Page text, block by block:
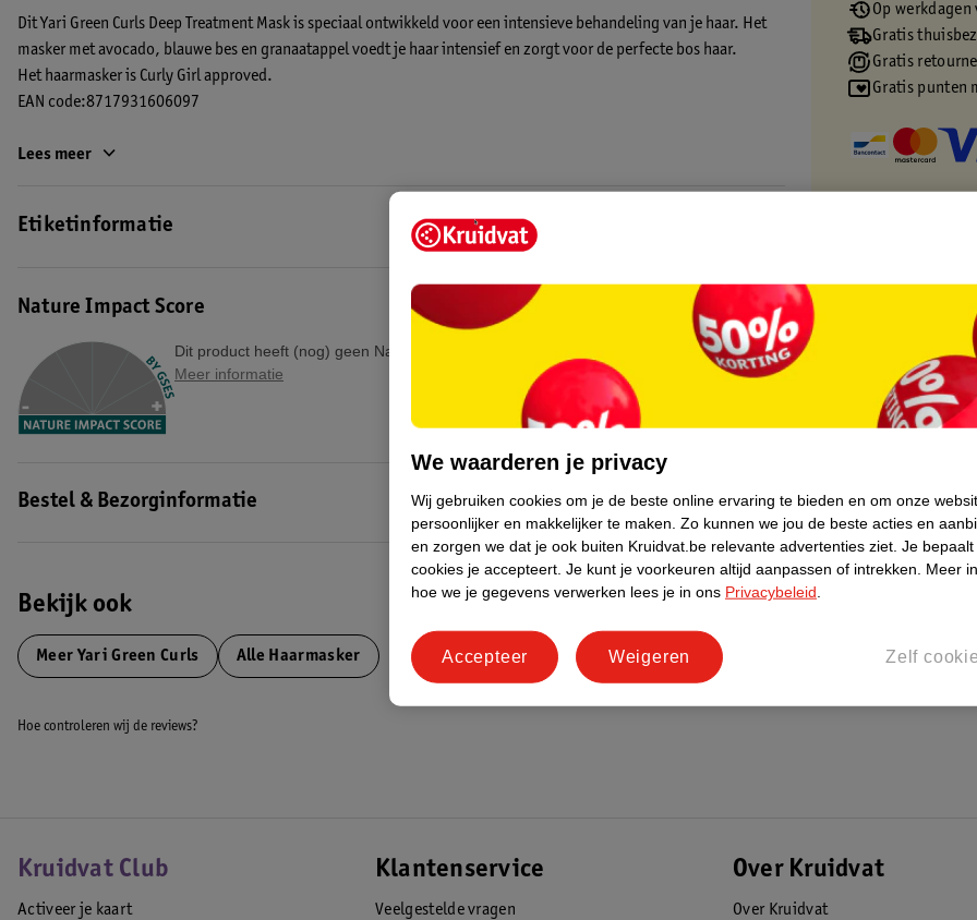
Dit Yari Green Curls Deep Treatment Mask is speciaal ontwikkeld voor een intensieve behandeling van je haar. Het
masker met avocado, blauwe bes en granaatappel voedt je haar intensief en zorgt voor de perfecte bos haar.
Het haarmasker is Curly Girl approved.
EAN code:8717931606097
Lees meer
Etiketinformatie
Nature Impact Score
Dit product heeft (nog) geen Nature Impact Score.
Meer informatie
Bestel & Bezorginformatie
Bekijk ook
Meer Yari Green Curls Alle Haarmasker
Op
Gratis
Gratis
Gratis punten
Hoe controleren wij de reviews?
Kruidvat Club
Activeer je kaart
Klantenservice
Veelgestelde vragen
Over Kruidvat
Over Kruidvat
We waarderen je privacy
Wij gebruiken cookies om je de beste online ervaring te bieden en om onze
persoonlijker en makkelijker te maken. Zo kunnen we jou de beste acties en
en zorgen we dat je ook buiten Kruidvat.be relevante advertenties ziet. Je
cookies je accepteert. Je kunt je voorkeuren altijd aanpassen of intrekken.
Meer
hoe we je gegevens verwerken lees je in ons Privacybeleid
Zelf
Weigeren
Accepteer